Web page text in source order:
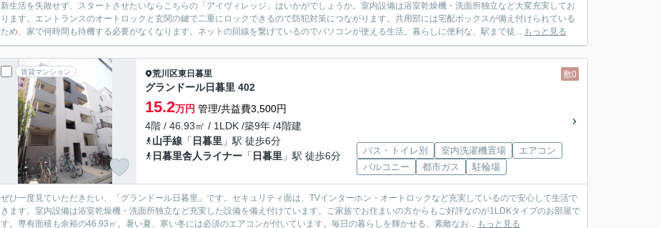
新生活を失敗せず、スタートさせたいならこちらの「アイヴィレッジ」はいかがでしょうか。室内設備は浴室乾燥機・洗面所独立など大変充実してお
ります。エントランスのオートロックと玄関の鍵で二重にロックできるので防犯対策につながります。共用部には宅配ボックスが備え付けられている
ため、家で何時間も待機する必要がなくなります。ネットの回線を繋げているのでパソコンが使える生活。暮らしに便利な、駅まで徒... もっと見る
賃貸マンション 敷0
荒川区東日暮里
グランドール日暮里 402
15.2万円 管理/共益費3,500円
4階 / 46.93㎡ / 1LDK /築9年 /4階建
山手線 「 日暮里 」駅 徒歩6分
日暮里舎人ライナー 「 日暮里 」駅 徒歩6分 バス・トイレ別 室内洗濯機置場
エアコン
バルコニー
都市ガス 駐輪場
ぜひ一度見ていただきたい、「グランドール日暮里」です。セキュリティ面は、TVインターホン・オートロックなど充実しているので安心して生活で
きます。室内設備は浴室乾燥機・洗面所独立など充実した設備を備え付けています。ご家族でお住まいの方からもご好評なのが1LDKタイプのお部屋で
す。専有面積も余裕の46.93㎡。暑い夏、寒い冬には必須のエアコンが付いています。毎日の暮らしを輝かせる、素敵なお... もっと見る